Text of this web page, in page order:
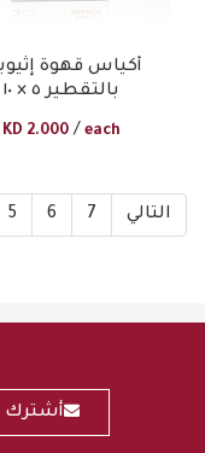
أكياس قهوة
بالتقطير ٥ × ١٠
KD 2.000 / each
5 6 7 التالي
أشترك